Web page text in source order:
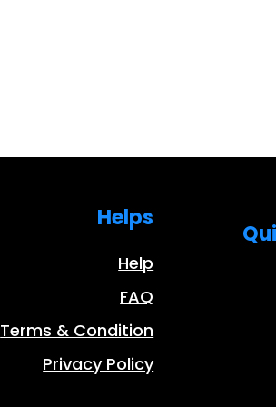
Helps
Help
FAQ
Terms & Condition
Privacy Policy